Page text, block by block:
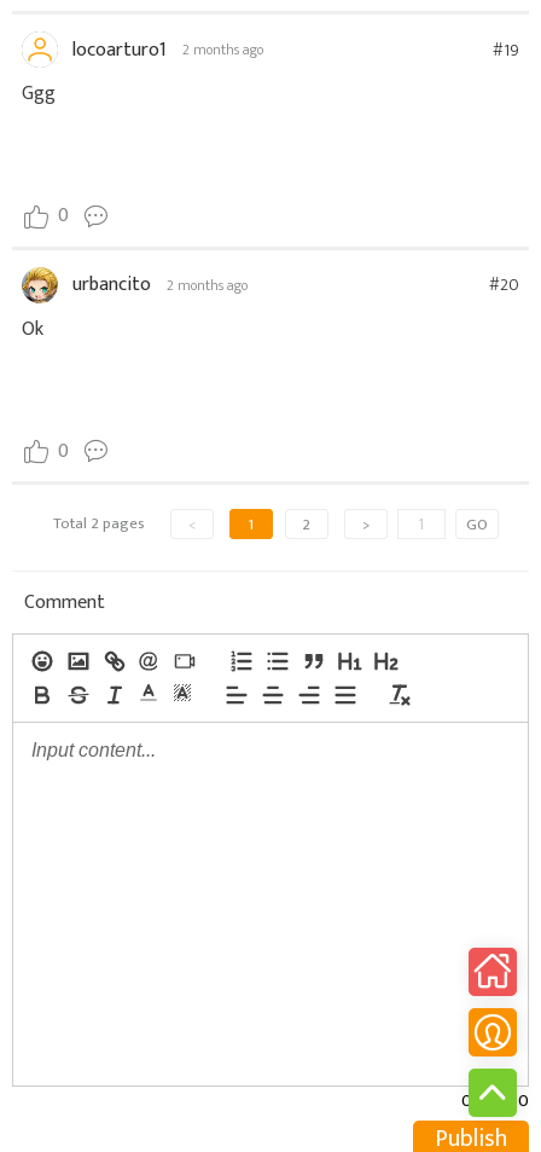
locoarturo1 2 months ago #19
Ggg
0
urbancito 2 months ago #20
Ok
0
Total 2 pages < 1 2 > GO
Comment
0/30000
Publish